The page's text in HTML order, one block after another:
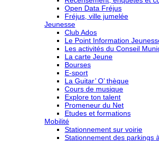
Open Data Fréjus
Fréjus, ville jumelée
Jeunesse
Club Ados
Le Point Information
Les activités du Conseil
La carte Jeune
Bourses
E-sport
La Guitar’ O’ thèque
Cours de musique
Explore ton talent
Promeneur du Net
Etudes et formations
Mobilité
Stationnement sur voirie
Stationnement des parkings